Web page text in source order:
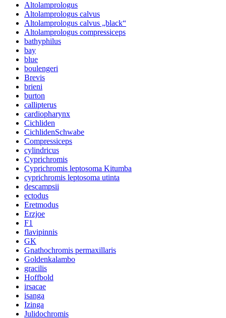
Altolamprologus
Altolamprologus calvus
Altolamprologus calvus „black“
Altolamprologus compressiceps
bathyphilus
bay
blue
boulengeri
Brevis
brieni
burton
callipterus
cardiopharynx
Cichliden
CichlidenSchwabe
Compressiceps
cylindricus
Cyprichromis
Cyprichromis leptosoma Kitumba
cyprichromis leptosoma utinta
descampsii
ectodus
Eretmodus
Erzjoe
F1
flavipinnis
GK
Gnathochromis permaxillaris
Goldenkalambo
gracilis
Hoffbold
irsacae
isanga
Izinga
Julidochromis